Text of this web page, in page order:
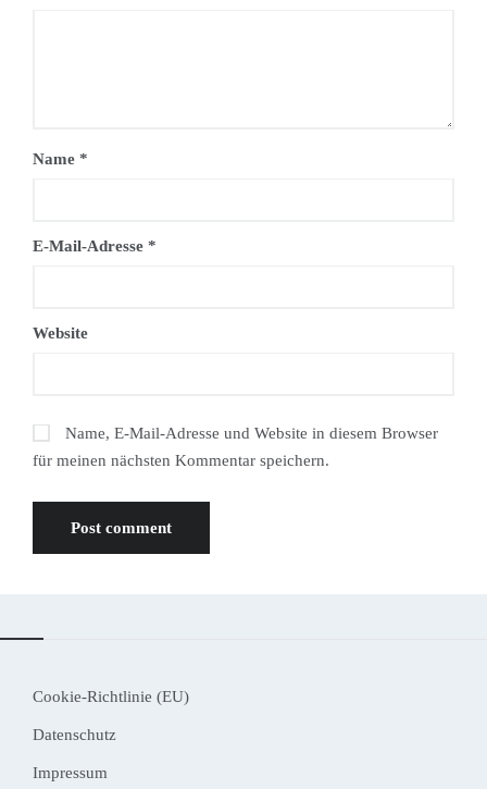
Name *
E-Mail-Adresse *
Website
Name, E-Mail-Adresse und Website in diesem Browser
für meinen nächsten Kommentar speichern.
Widgets
Cookie-Richtlinie (EU)
Datenschutz
Impressum